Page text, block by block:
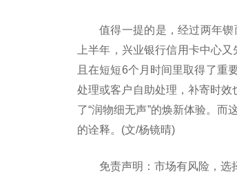
值得一提的是，经过两年
上半年，兴业银行信用卡中心
且在短短6个月时间里取得了重
处理或客户自助处理，补寄时效
了“润物细无声”的焕新体验。而
的诠释。(文/杨镜晴)
免责声明：市场有风险，选